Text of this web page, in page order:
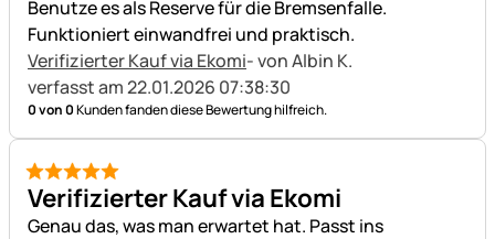
Benutze es als Reserve für die Bremsenfalle.
Funktioniert einwandfrei und praktisch.
Verifizierter Kauf via Ekomi- von Albin K.
verfasst am 22.01.2026 07:38:30
0 von 0Kunden fanden diese Bewertung hilfreich.
5 von 5
Verifizierter Kauf via Ekomi
Genau das, was man erwartet hat. Passt ins